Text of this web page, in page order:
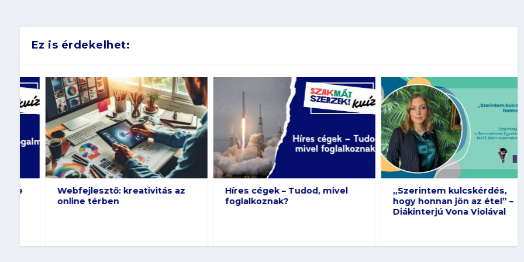
Ez is érdekelhet:
Webfejlesztő: kreativitás az
online térben
Híres cégek – Tudod, mivel
foglalkoznak?
„Szerintem kulcskérdés,
hogy honnan jön az étel” –
Diákinterjú Vona Violával